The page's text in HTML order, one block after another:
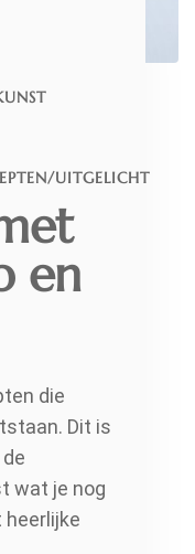
/UITGELICHT
en
die
Dit is
wat je nog